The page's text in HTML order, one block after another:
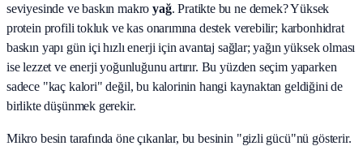
seviyesinde ve baskın makro yağ. Pratikte bu ne demek? Yüksek
protein profili tokluk ve kas onarımına destek verebilir; karbonhidrat
baskın yapı gün içi hızlı enerji için avantaj sağlar; yağın yüksek olması
ise lezzet ve enerji yoğunluğunu artırır. Bu yüzden seçim yaparken
sadece "kaç kalori" değil, bu kalorinin hangi kaynaktan geldiğini de
birlikte düşünmek gerekir.
Mikro besin tarafında öne çıkanlar, bu besinin "gizli gücü"nü gösterir.